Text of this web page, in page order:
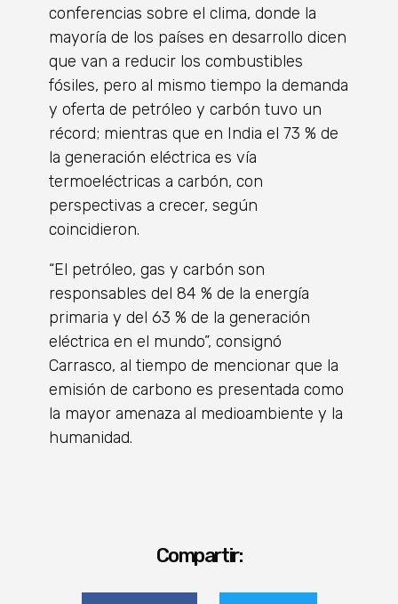
conferencias sobre el clima, donde la
mayoría de los países en desarrollo dicen
que van a reducir los combustibles
fósiles, pero al mismo tiempo la demanda
y oferta de petróleo y carbón tuvo un
récord; mientras que en India el 73 % de
la generación eléctrica es vía
termoeléctricas a carbón, con
perspectivas a crecer, según
coincidieron.
“El petróleo, gas y carbón son
responsables del 84 % de la energía
primaria y del 63 % de la generación
eléctrica en el mundo”, consignó
Carrasco, al tiempo de mencionar que la
emisión de carbono es presentada como
la mayor amenaza al medioambiente y la
humanidad.
Compartir: